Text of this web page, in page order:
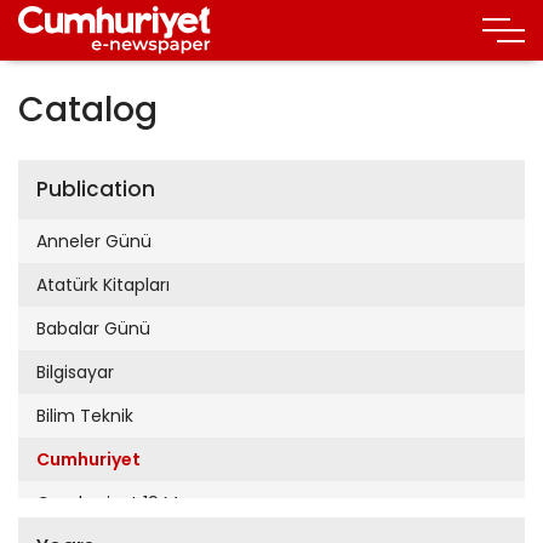
Catalog
Publication
Anneler Günü
Atatürk Kitapları
Babalar Günü
Bilgisayar
Bilim Teknik
Cumhuriyet
Cumhuriyet 19 Mayıs